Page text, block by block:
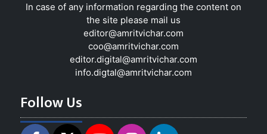
In case of any information regarding the content on
the site please mail us
editor@amritvichar.com
coo@amritvichar.com
editor.digital@amritvichar.com
info.digtal@amritvichar.com
Follow Us